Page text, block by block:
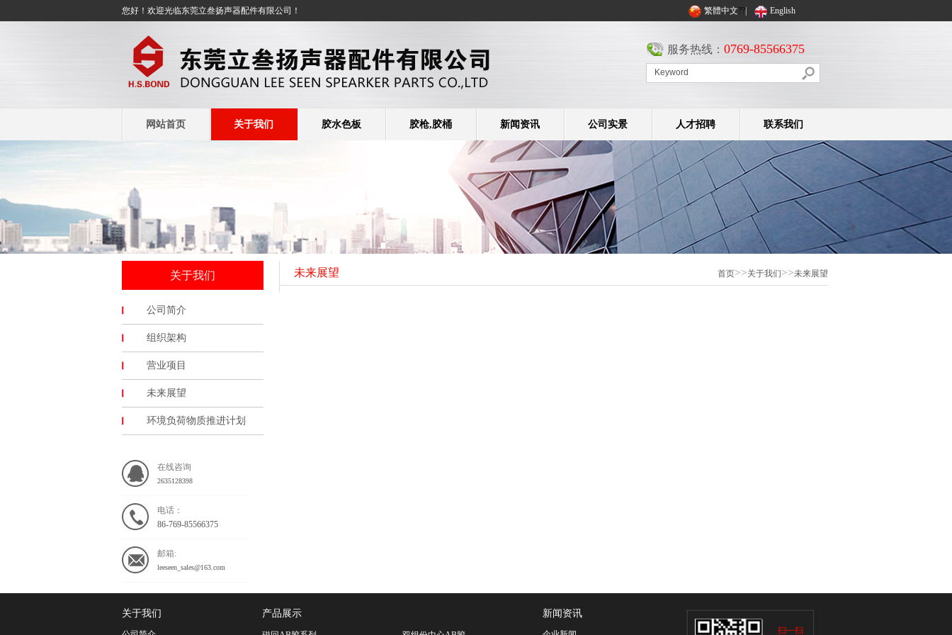
您好！欢迎光临东莞立叁扬声器配件有限公司！ 繁體中文?? English
服务热线： 0769-85566375
网站首页 关于我们 胶水色板 胶枪,胶桶 新闻资讯 公司实景 人才招聘 联系我们
关于我们
公司简介
组织架构
营业项目
未来展望
环境负荷物质推进计划
在线咨询
2635128398
电话：
86-769-85566375
邮箱:
leeseen_sales@163.com
首页>>关于我们>>未来展望
未来展望
关于我们 产品展示 新闻资讯